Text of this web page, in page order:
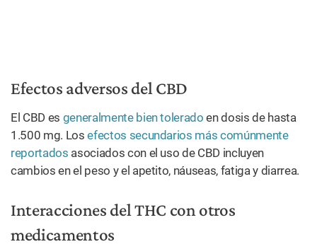
Efectos adversos del CBD
El CBD es generalmente bien tolerado en dosis de hasta
1.500 mg. Losefectos secundarios más comúnmente
reportados asociados con el uso de CBD incluyen
cambios en el peso y el apetito, náuseas, fatiga y diarrea.
Interacciones del THC con otros
medicamentos